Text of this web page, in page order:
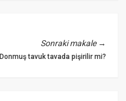
Sonraki makale→
Donmuş tavuk tavada pişirilir mi?